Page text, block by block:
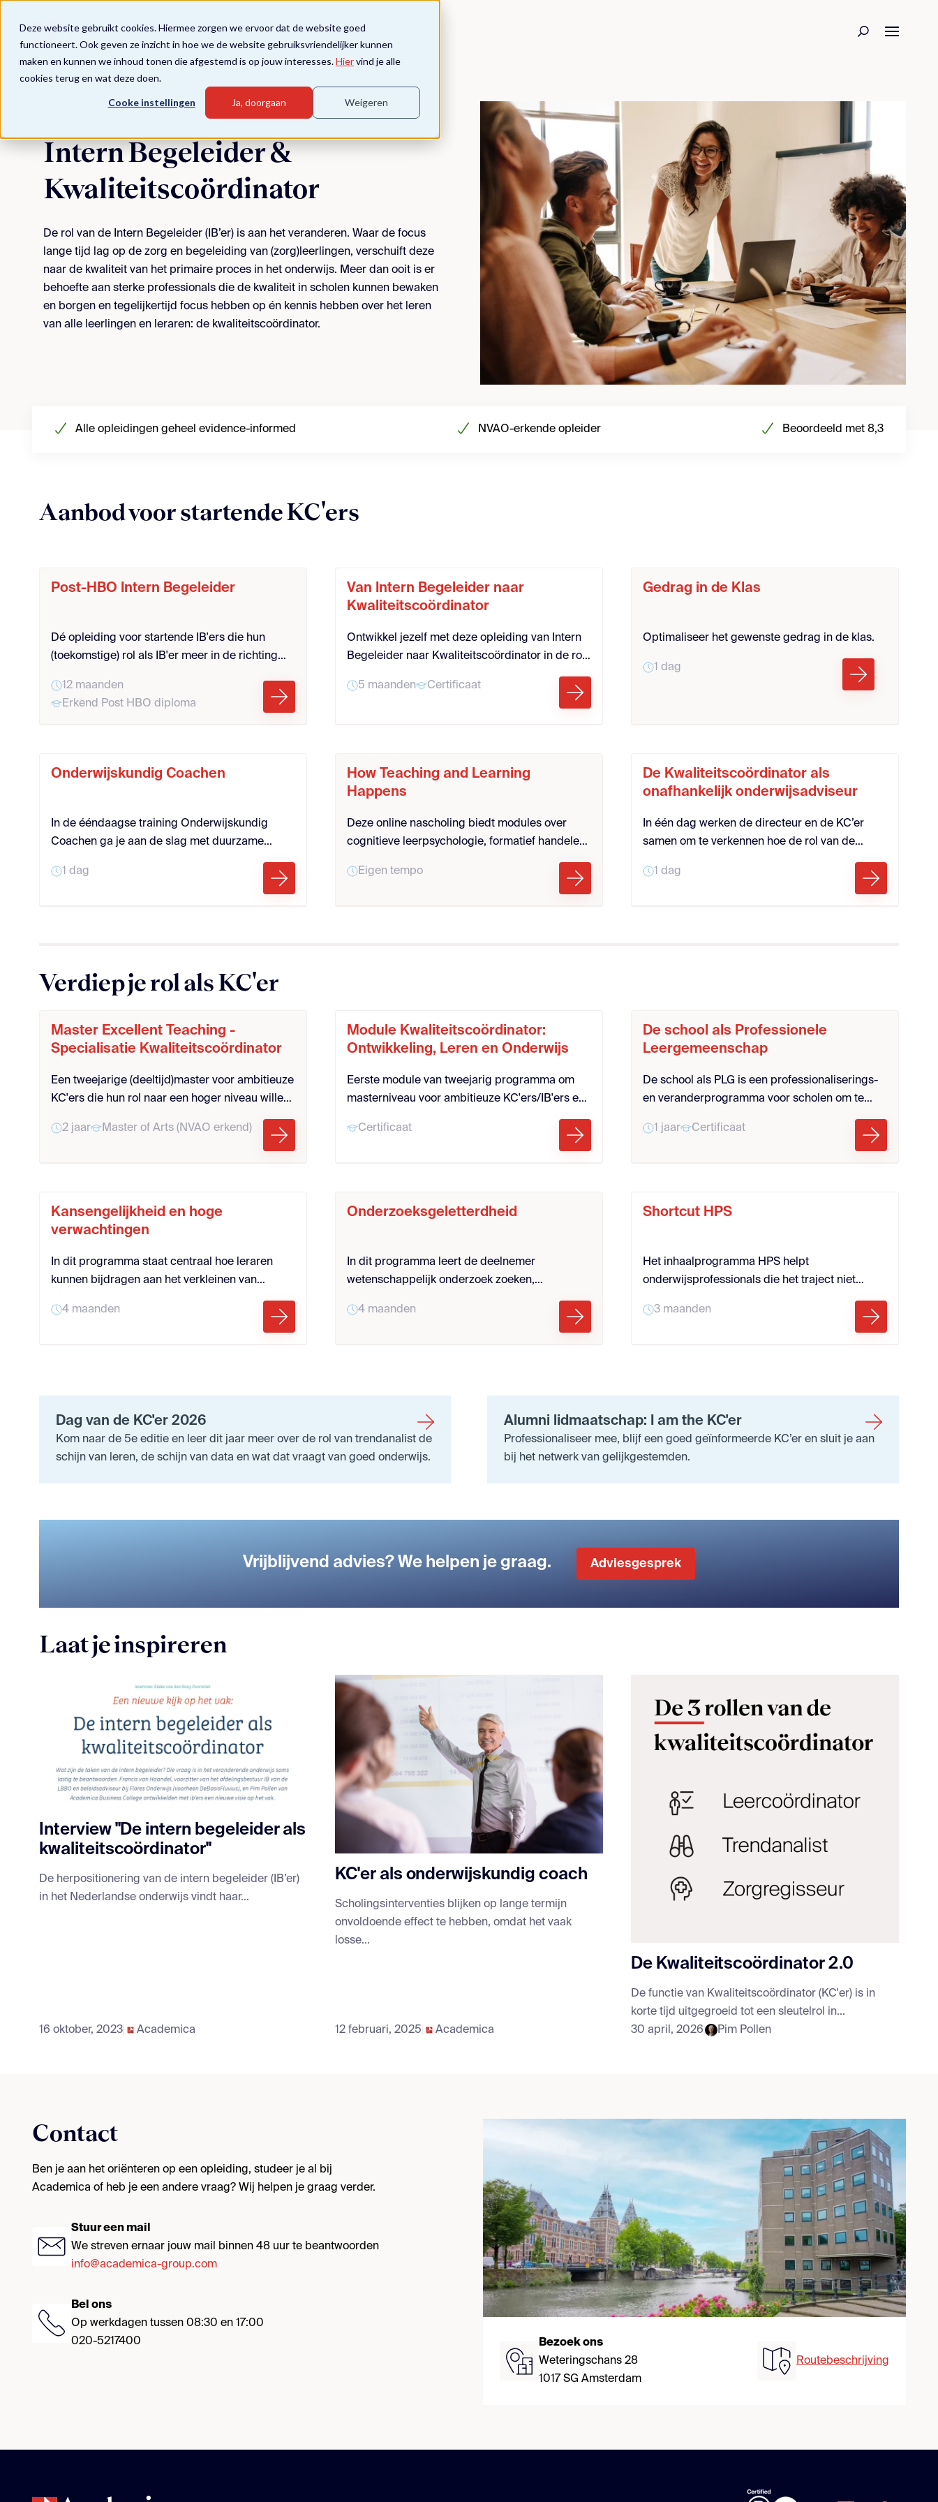
Deze website gebruikt cookies. Hiermee zorgen we ervoor dat de website goed
functioneert. Ook geven ze inzicht in hoe we de website gebruiksvriendelijker kunnen
maken en kunnen we inhoud tonen die afgestemd is op jouw interesses.Hiervind je alle
cookies terug en wat deze doen.
Cooke instellingen Ja, doorgaan Weigeren
Intern Begeleider &
Kwaliteitscoördinator
De rol van de Intern Begeleider (IB’er) is aan het veranderen. Waar de focus
lange tijd lag op de zorg en begeleiding van (zorg)leerlingen, verschuift deze
naar de kwaliteit van het primaire proces in het onderwijs. Meer dan ooit is er
behoefte aan sterke professionals die de kwaliteit in scholen kunnen bewaken
en borgen en tegelijkertijd focus hebben op én kennis hebben over het leren
van alle leerlingen en leraren: de kwaliteitscoördinator.
Alle opleidingen geheel evidence-informed NVAO-erkende opleider Beoordeeld met 8,3
Aanbod voor startende KC'ers
Post-HBO Intern Begeleider
Dé opleiding voor startende IB'ers die hun
(toekomstige) rol als IB'er meer in de richting
12 maanden
Erkend Post HBO diploma
Van Intern Begeleider naar
Kwaliteitscoördinator
Ontwikkel jezelf met deze opleiding van Intern
Begeleider naar Kwaliteitscoördinator in de rol
leercoördinator
5 maanden Certificaat
Gedrag in de Klas
Optimaliseer het gewenste gedrag in de klas.
1 dag
Onderwijskundig Coachen
In de ééndaagse training Onderwijskundig
Coachen ga je aan de slag met duurzame
onderwijskundig coachen. Bij deze
de feedback in te slijpen
1 dag
How Teaching and Learning
Happens
Deze online nascholing biedt modules over
cognitieve leerpsychologie, formatief handelen
strategieën zoals retrieval practice, spaced
Eigen tempo
De Kwaliteitscoördinator als
onafhankelijk onderwijsadviseur
In één dag werken de directeur en de KC’er
samen om te verkennen hoe de rol van de
geïmplementeerd kan worden. Deze aanpak is
1 dag
Verdiep je rol als KC'er
Master Excellent Teaching -
Specialisatie Kwaliteitscoördinator
Een tweejarige (deeltijd)master voor ambitieuze
KC'ers die hun rol naar een hoger niveau willen
versterkt hun leiderschap en onderwijsimpact.
Ideaal voor KC'ers die verder willen groeien in
2 jaar Master of Arts (NVAO erkend)
Module Kwaliteitscoördinator:
Ontwikkeling, Leren en Onderwijs
Eerste module van tweejarig programma om
masterniveau voor ambitieuze KC'ers/IB'ers en
onderzoeksmatig willen werken.
Certificaat
De school als Professionele
Leergemeenschap
De school als PLG is een professionaliserings-
en veranderprogramma voor scholen om te
leergemeenschap.
1 jaar Certificaat
Kansengelijkheid en hoge
verwachtingen
In dit programma staat centraal hoe leraren
kunnen bijdragen aan het verkleinen van
onderwijs vanuit hoge verwachtingen het
4 maanden
Onderzoeksgeletterdheid
In dit programma leert de deelnemer
wetenschappelijk onderzoek zoeken,
beoordelen, interpreteren en gebruiken. Aan de
hand van een zelfgekozen onderwerp leert de
worden gedeeld en besproken.
4 maanden
Shortcut HPS
Het inhaalprogramma HPS helpt
onderwijsprofessionals die het traject niet
hebben gevolgd om snel en effectief bij te
schakelen. Je leert de basis van HPS, volgt
bijeenkomsten en zelfstudie, en bouwt aan
3 maanden
Dag van de KC'er 2026
Kom naar de 5e editie en leer dit jaar meer over de rol van trendanalist de
schijn van leren, de schijn van data en wat dat vraagt van goed onderwijs.
Alumni lidmaatschap: I am the KC'er
Professionaliseer mee, blijf een goed geïnformeerde KC’er en sluit je aan
bij het netwerk van gelijkgestemden.
Vrijblijvend advies? We helpen je graag. Adviesgesprek
Laat je inspireren
Interview "De intern begeleider als
kwaliteitscoördinator"
De herpositionering van de intern begeleider (IB’er)
in het Nederlandse onderwijs vindt haar...
16 oktober, 2023 Academica
KC'er als onderwijskundig coach
Scholingsinterventies blijken op lange termijn
onvoldoende effect te hebben, omdat het vaak
losse...
12 februari, 2025 Academica
De Kwaliteitscoördinator 2.0
De functie van Kwaliteitscoördinator (KC'er) is in
korte tijd uitgegroeid tot een sleutelrol in...
30 april, 2026
Pim Pollen
Contact
Ben je aan het oriënteren op een opleiding, studeer je al bij
Academica of heb je een andere vraag? Wij helpen je graag verder.
Stuur een mail
We streven ernaar jouw mail binnen 48 uur te beantwoorden
info@academica-group.com
Bel ons
Op werkdagen tussen 08:30 en 17:00
020-5217400
Bezoek ons
Weteringschans 28
1017 SG Amsterdam
Routebeschrijving